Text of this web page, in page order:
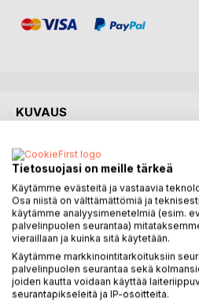
KUVAUS
Porista on tullut muitakin bändejä
Nummelinin Vastavirtaan esittelee
postpunkia, hooceetä,
taiderokkia ja improvisaatiota
Esiteltäviä bändejä ovat muun
Betonisiltojen Alle ja Lasten
ovat Antinkatu 5:n ja Annankatu
teoksessa käydään myös läpi
edellä olleiden Suistomaan
Tietosuojasi on meille tärkeä
Käytämme evästeitä ja vastaavia
Osa niistä on välttämättömiä ja
käytämme analyysimenetelmiä (esim.
palvelinpuolen seurantaa)
vieraillaan ja kuinka sitä käytetään.
Käytämme markkinointitarkoituksiin
palvelinpuolen seurantaa sekä
joiden kautta voidaan käyttää
seurantapikseleitä ja IP-osoitteita.